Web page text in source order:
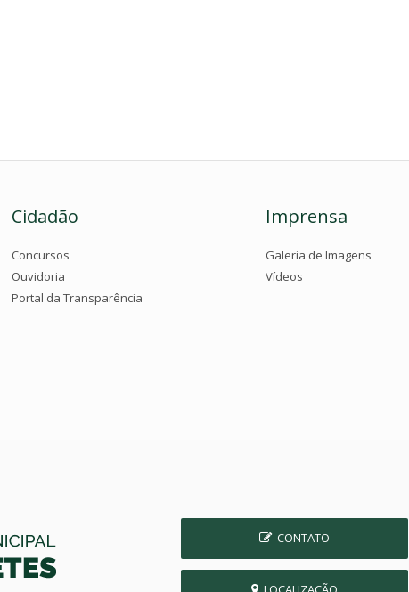
Cidadão
Concursos
Ouvidoria
Portal da Transparência
Imprensa
Galeria de Imagens
Vídeos
CONTATO